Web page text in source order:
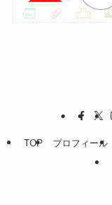
TOP プロフィール